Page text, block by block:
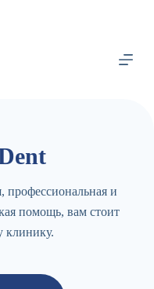
профессиональная и
помощь, вам стоит
клинику.